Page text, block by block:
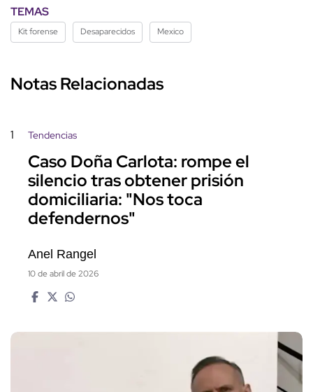
TEMAS
Kit forense Desaparecidos Mexico
Notas Relacionadas
1 Tendencias
Caso Doña Carlota: rompe el
silencio tras obtener prisión
domiciliaria: "Nos toca
defendernos"
Anel Rangel
10 de abril de 2026